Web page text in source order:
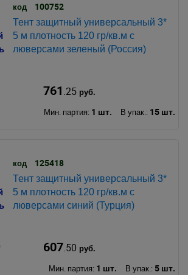
код 100752
Тент защитный универсальный 3*
5 м плотность 120 гр/кв.м с
люверсами зеленый (Россия)
761.25руб.
Мин. партия: 1 шт. В упак.: 15 шт.
код 125418
Тент защитный универсальный 3*
5 м плотность 120 гр/кв.м с
люверсами синий (Турция)
607.50 руб.
Мин. партия: 1 шт. В упак.: 5 шт.